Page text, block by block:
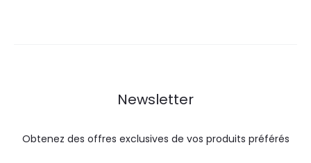
Newsletter
Obtenez des offres exclusives de vos produits préférés